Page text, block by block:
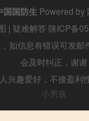
国国防生 Powered by
| 疑难解答 陕ICP备
如信息有错误可发
会及时纠正，谢谢
兴趣爱好，不接盈利
小男孩